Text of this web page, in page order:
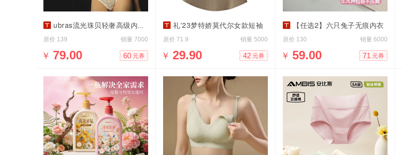
ubras流光珠贝轻奢高级内衣文胸罩女无痕
原价 139 销量 7000
￥ 79.00 60 元券
礼'23梦特娇莫代尔女款短袖
原价 71.9 销量 5000
￥ 29.90 42 元券
【任选2】六只兔子无痕内衣
原价 130 销量 6000
￥ 59.00 71 元券